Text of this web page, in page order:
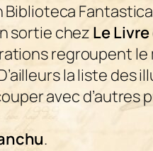
Biblioteca Fantastica
sortie chezLe
regroupent
la liste des
avec
.